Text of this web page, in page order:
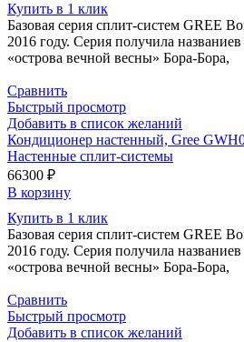
Купить в 1 клик
Базовая серия сплит-систем GREE
2016 году. Серия получила названиев
«острова вечной весны» Бора-Бора,
Сравнить
Быстрый просмотр
Добавить в список желаний
Кондиционер настенный, Gree
Настенные сплит-системы
66300 ₽
В корзину
Купить в 1 клик
Базовая серия сплит-систем GREE
2016 году. Серия получила названиев
«острова вечной весны» Бора-Бора,
Сравнить
Быстрый просмотр
Добавить в список желаний